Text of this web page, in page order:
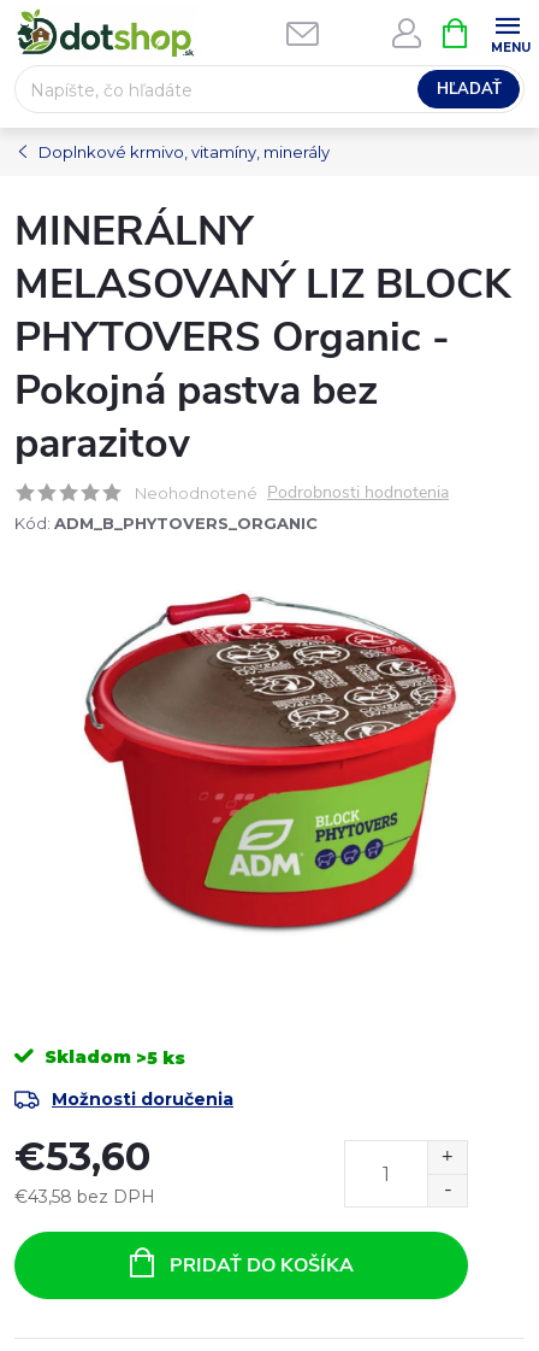
Prejsť
na
obsah
HĽADAŤ
KOŠÍK
Doplnkové krmivo, vitamíny, minerály
MINERÁLNY
MELASOVANÝ LIZ BLOCK
PHYTOVERS Organic -
Pokojná pastva bez
parazitov
Neohodnotené Podrobnosti hodnotenia
Kód: ADM_B_PHYTOVERS_ORGANIC
Skladom >5 ks
Možnosti doručenia
€53,60
€43,58 bez DPH
cena:
PRIDAŤ DO KOŠÍKA